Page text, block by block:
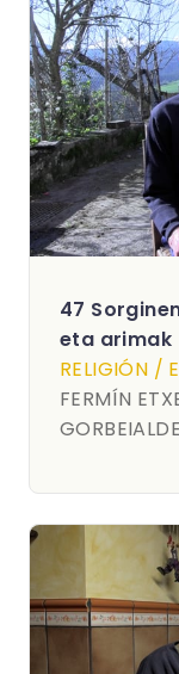
47
eta arimak
RELIGIÓN /
FERMÍN